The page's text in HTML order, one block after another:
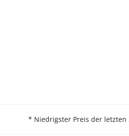
* Niedrigster Preis der letzten